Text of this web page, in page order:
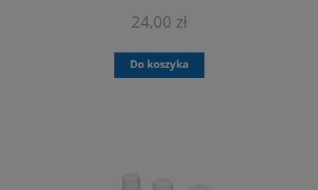
24,00 zł
Do koszyka